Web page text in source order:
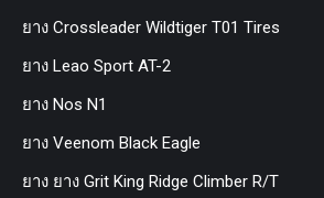
ยาง Crossleader Wildtiger T01 Tires
ยาง Leao Sport AT-2
ยาง Nos N1
ยาง Veenom Black Eagle
ยาง ยาง Grit King Ridge Climber R/T